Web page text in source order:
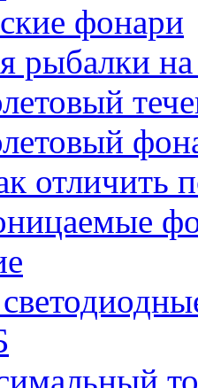
фонари
рыбалки на
отличить